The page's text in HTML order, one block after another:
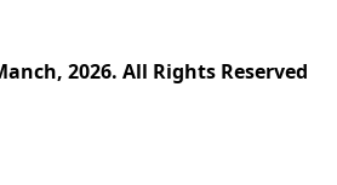
2026. All Rights Reserved